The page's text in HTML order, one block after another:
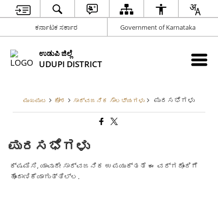
ಕರ್ನಾಟಕ ಸರ್ಕಾರ Government of Karnataka
ಉಡುಪಿ ಜಿಲ್ಲೆ
UDUPI DISTRICT
ಮುಖಪುಟ ಕೋಶ ಸಾರ್ವಜನಿಕ ಸೌಲಭ್ಯಗಳು ಪುರಸಭೆಗಳು
ಪುರಸಭೆಗಳು
ಕ್ಷಮಿಸಿ, ಯಾವುದೇ ಸಾರ್ವಜನಿಕ ಉಪಯುಕ್ತತೆ ಈ ವರ್ಗದೊಂದಿಗೆ
ಹೊಂದಾಣಿಕೆಯಾಗುತ್ತಿಲ್ಲ.